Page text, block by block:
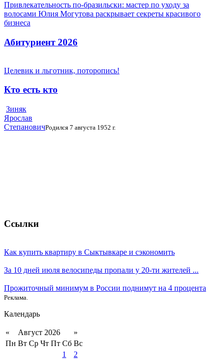
Привлекательность по-бразильски: мастер по уходу за
волосами Юлия Могутова раскрывает секреты красивого
бизнеса
Абитуриент 2026
Целевик и льготник, поторопись!
Кто есть кто
Зиняк
Ярослав
СтепановичРодился 7 августа 1952 г.
Ссылки
Как купить квартиру в Сыктывкаре и сэкономить
За 10 дней июля велосипеды пропали у 20-ти жителей ...
Прожиточный минимум в России поднимут на 4 процента
Реклама.
Календарь
« Август 2026
»
Пн Вт Ср Чт Пт Сб Вс
1
2